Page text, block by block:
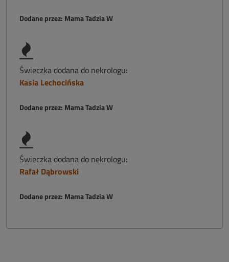
Dodane przez: Mama Tadzia W
Świeczka dodana do nekrologu:
Kasia Lechocińska
Dodane przez: Mama Tadzia W
Świeczka dodana do nekrologu:
Rafał Dąbrowski
Dodane przez: Mama Tadzia W